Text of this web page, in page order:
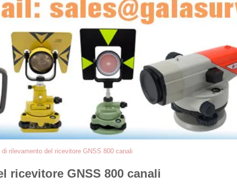
di rilevamento del ricevitore GNSS 800 canali
ricevitore GNSS 800 canali